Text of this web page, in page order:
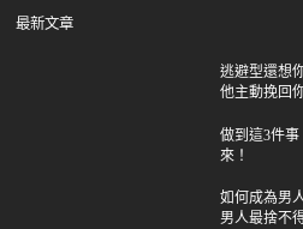
最新文章
逃避型還想
他主動挽回
做到這3件
來！
如何成為男
男人最捨不